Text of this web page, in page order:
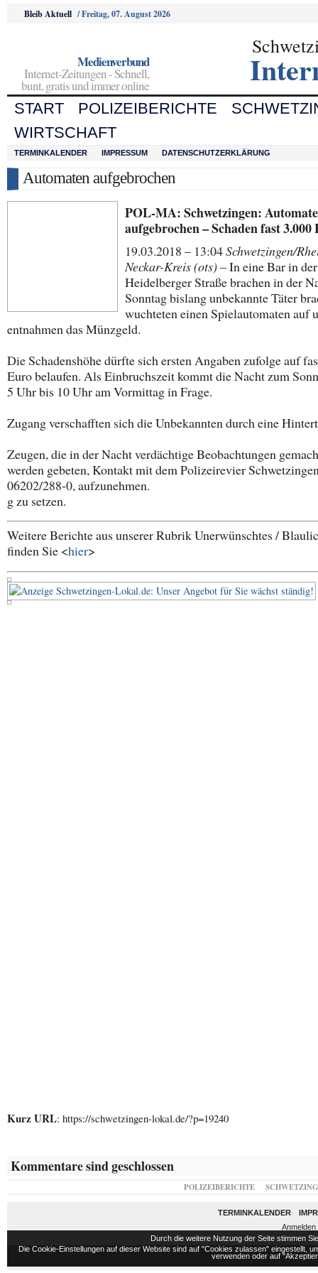
Bleib Aktuell /Freitag, 07. August 2026
Medienverbund
Internet-Zeitungen - Schnell,
bunt, gratis und immer online
START POLIZEIBERICHTE
WIRTSCHAFT
TERMINKALENDER IMPRESSUM DATENSCHUTZERKLÄRUNG
Automaten aufgebrochen
POL-MA: Schwetzingen:
aufgebrochen – Schaden fast 3.000
19.03.2018 – 13:04Schwetzingen/
Neckar-Kreis (ots)– In eine Bar in der
Heidelberger Straße brachen in der
Sonntag bislang unbekannte Täter
wuchteten einen Spielautomaten auf
entnahmen das Münzgeld.
Die Schadenshöhe dürfte sich ersten Angaben zufolge auf
Euro belaufen. Als Einbruchszeit kommt die Nacht zum
5 Uhr bis 10 Uhr am Vormittag in Frage.
Zugang verschafften sich die Unbekannten durch eine
Zeugen, die in der Nacht verdächtige Beobachtungen
werden gebeten, Kontakt mit dem Polizeirevier
06202/288-0, aufzunehmen.
g zu setzen.
Weitere Berichte aus unserer Rubrik Unerwünschtes /
finden Sie <hier>
Kurz URL: https://schwetzingen-lokal.de/?p=19240
Kommentare sind geschlossen
POLIZEIBERICHTE
TERMINKALENDER
Anmelden
Durch die weitere Nutzung der Seite stimmen
Die Cookie-Einstellungen auf dieser Website sind auf "Cookies zulassen" eingestellt,
verwenden oder auf